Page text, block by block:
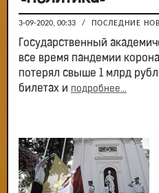
3-09-2020, 00:33 / ПОСЛЕДНИЕ
Государственный
все время пандемии
потерял свыше 1 млрд
билетах и подробнее...